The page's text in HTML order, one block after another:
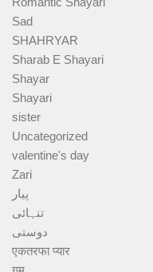
Sad
SHAHRYAR
Sharab E Shayari
Shayar
Shayari
sister
Uncategorized
valentine's day
Zari
پیار
تنہائی
دوستی
एकतरफा प्यार